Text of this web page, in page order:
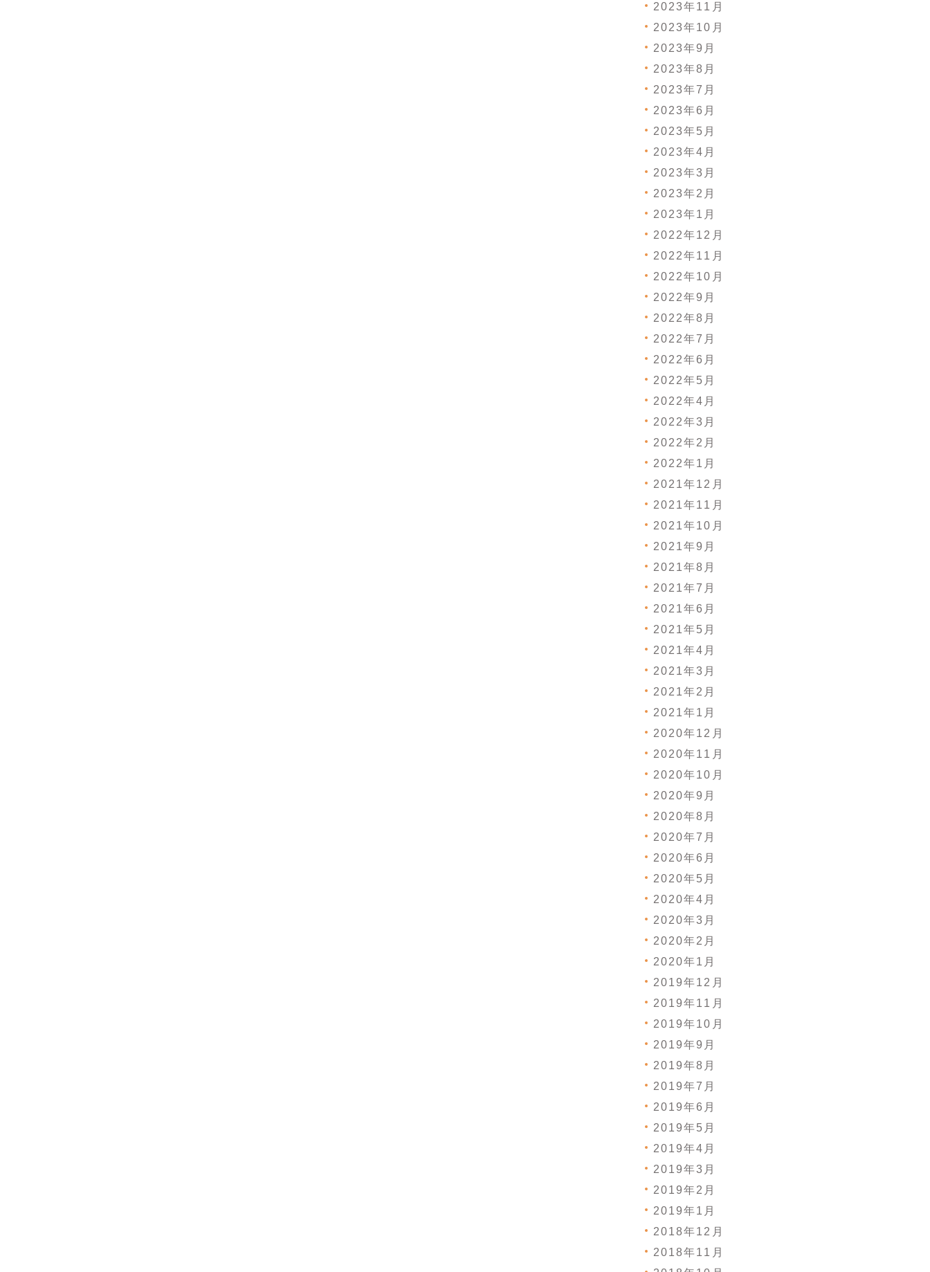
2023年11月
2023年10月
2023年9月
2023年8月
2023年7月
2023年6月
2023年5月
2023年4月
2023年3月
2023年2月
2023年1月
2022年12月
2022年11月
2022年10月
2022年9月
2022年8月
2022年7月
2022年6月
2022年5月
2022年4月
2022年3月
2022年2月
2022年1月
2021年12月
2021年11月
2021年10月
2021年9月
2021年8月
2021年7月
2021年6月
2021年5月
2021年4月
2021年3月
2021年2月
2021年1月
2020年12月
2020年11月
2020年10月
2020年9月
2020年8月
2020年7月
2020年6月
2020年5月
2020年4月
2020年3月
2020年2月
2020年1月
2019年12月
2019年11月
2019年10月
2019年9月
2019年8月
2019年7月
2019年6月
2019年5月
2019年4月
2019年3月
2019年2月
2019年1月
2018年12月
2018年11月